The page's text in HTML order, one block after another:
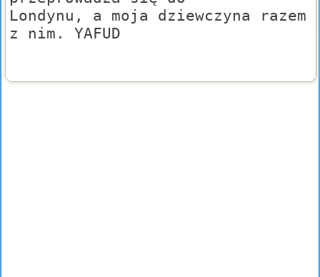
Londynu, a moja dziewczyna razem
z nim. YAFUD